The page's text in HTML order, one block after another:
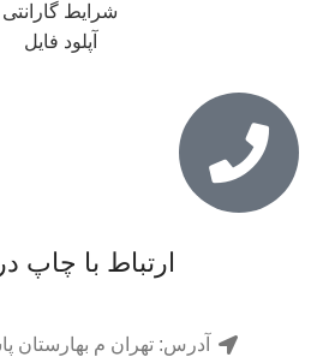
شرایط گارانتی
آپلود فایل
ارتباط با چاپ
آدرس: تهران م بهارستان